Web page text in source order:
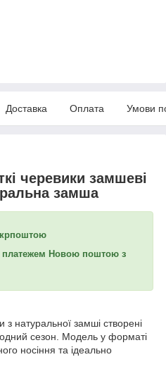
Доставка Оплата Умови
черевики замшеві
замша
платежем Новою поштою з
з натуральної замші створені
сезон. Модель у форматі
носіння та ідеально